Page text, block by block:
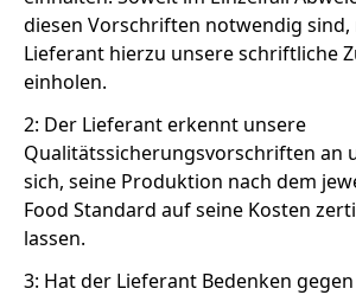
diesen Vorschriften notwendig sind,
Lieferant hierzu unsere schriftliche
einholen.
2: Der Lieferant erkennt unsere
Qualitätssicherungsvorschriften an
sich, seine Produktion nach dem
Food Standard auf seine Kosten
lassen.
3: Hat der Lieferant Bedenken